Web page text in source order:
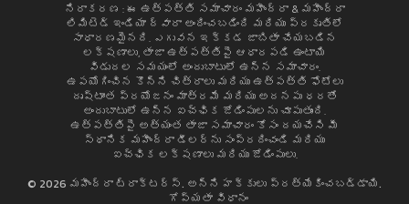
నిరాకరణ : ఈ ఉత్పత్తి సమాచారం మహీంద్రా & మహీంద్రా
లిమిటెడ్ ఇండియా ద్వారా అందించబడింది మరియు ప్రకృతిలో
సాధారణమైనది. ఎగువన ఇక్కడ జాబితా చేయబడిన
లక్షణాలు, తాజా ఉత్పత్తిపై ఆధారపడి ఉంటాయి
విడుదల సమయంలో అందుబాటులో ఉన్న సమాచారం.
ఉపయోగించిన కొన్ని చిత్రాలు మరియు ఉత్పత్తి ఫోటోలు
దృష్టాంత ప్రయోజనం మాత్రమే మరియు అదనపు ధరతో
అందుబాటులో ఉన్న ఐచ్ఛిక జోడింపులను చూపుతుంది.
ఉత్పత్తిపై అత్యంత తాజా సమాచారం కోసం దయచేసి మీ
స్థానిక మహీంద్రా డీలర్ను సంప్రదించండి మరియు
ఐచ్ఛిక లక్షణాలు మరియు జోడింపులు.
© 2026 మహీంద్రా ట్రాక్టర్స్. అన్ని హక్కులు ప్రత్యేకించబడ్డాయి.
గోప్యతా విధానం